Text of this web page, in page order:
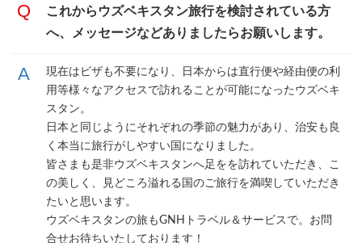
これからウズベキスタン旅行を検討されている方
へ、メッセージなどありましたらお願いします。
現在はビザも不要になり、日本からは直行便や経由便の利
用等様々なアクセスで訪れることが可能になったウズベキ
スタン。
日本と同じようにそれぞれの季節の魅力があり、治安も良
く本当に旅行がしやすい国になりました。
皆さまも是非ウズベキスタンへ足をを訪れていただき、こ
の美しく、見どころ溢れる国のご旅行を満喫していただき
たいと思います。
ウズベキスタンの旅もGNHトラベル＆サービスで。お問
合せお待ちいたしております！